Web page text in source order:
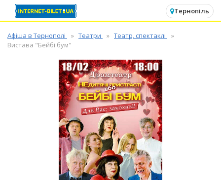
Тернопіль
Афіша в Тернополі Театри
Театр, спектаклі
Вистава "Бейбі бум"